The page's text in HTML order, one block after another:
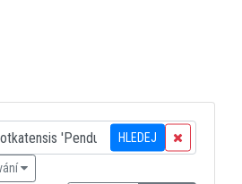
HLEDEJ